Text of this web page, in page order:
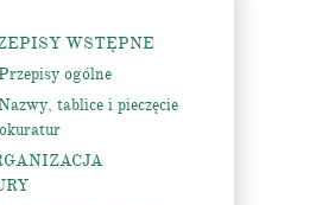
WSTĘPNE
ogólne
tablice i pieczęcie